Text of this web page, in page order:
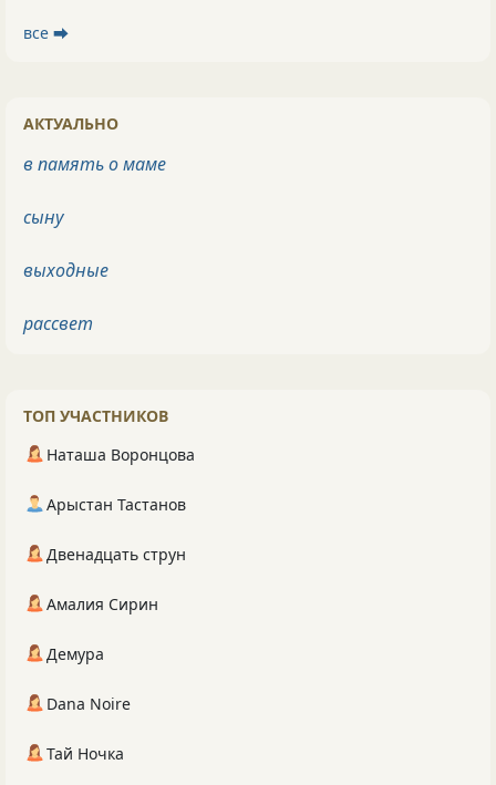
все ⮕
АКТУАЛЬНО
в память о маме
сыну
выходные
рассвет
ТОП УЧАСТНИКОВ
Наташа Воронцова
Арыстан Тастанов
Двенадцать струн
Амалия Сирин
Демура
Dana Noire
Тай Ночка